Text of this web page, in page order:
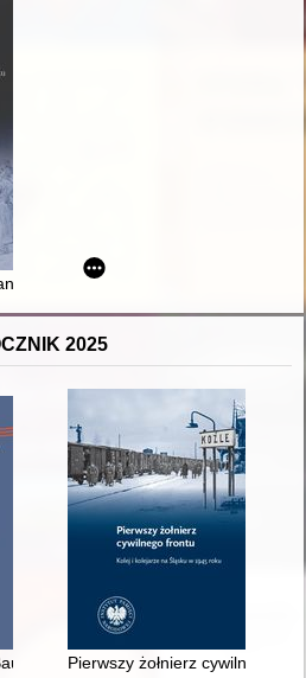
koronnego ze szlachtą w czasie
2025
de Courtenay do Jana
Pierwszy żołnierz cywilnego